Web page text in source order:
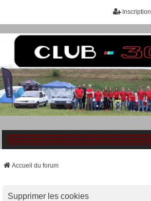
Inscription
Accueil du forum
Supprimer les cookies